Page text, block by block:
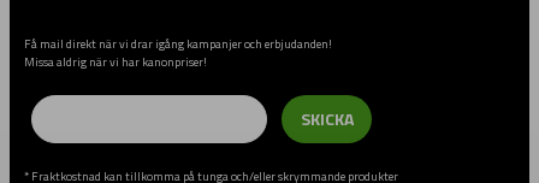
Få mail direkt när vi drar igång kampanjer och erbjudanden!
Missa aldrig när vi har kanonpriser!
Email
SKICKA
* Fraktkostnad kan tillkomma på tunga och/eller skrymmande produkter